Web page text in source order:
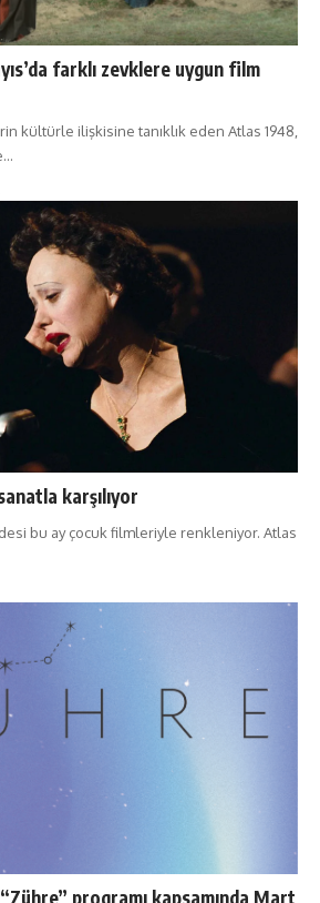
farklı zevklere uygun film
kültürle ilişkisine tanıklık eden Atlas 1948,
karşılıyor
bu ay çocuk filmleriyle renkleniyor. Atlas
programı kapsamında Mart